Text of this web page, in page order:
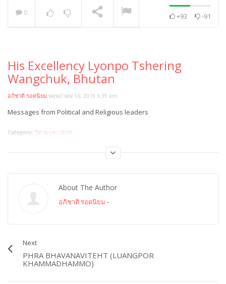
0 +93 -91
His Excellency Lyonpo Tshering
Wangchuk, Bhutan
อภิชาติ รอดนิยม พฤษภาคม 16, 2019 6:39 am
Messages from Political and Religious leaders
Category: วิสาขบูชา 2019
About The Author
อภิชาติ รอดนิยม -
Next
PHRA BHAVANAVITEHT (LUANGPOR
KHAMMADHAMMO)